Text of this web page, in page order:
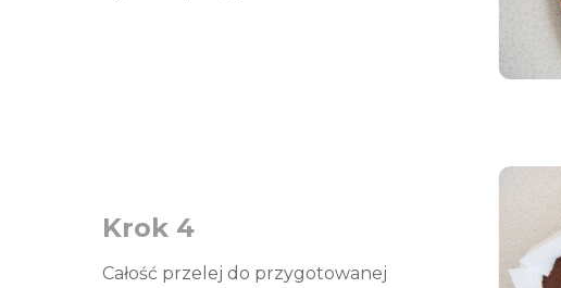
Krok 4
Całość przelej do przygotowanej